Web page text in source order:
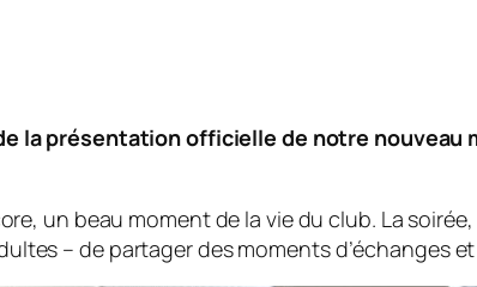
la présentation officielle de notre nouveau
un beau moment de la vie du club. La
– de partager des moments d’échanges